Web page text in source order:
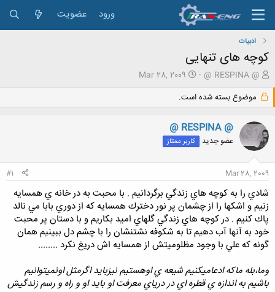
ورود عضویت
ادبیات
کوچه های تنهایی
ش
ع
ک
ن
ن
د
ه
م
ض
و
ع
@ RESPINA @
ت
ر
ی
ش
ر
ع
Mar 28, 2009
موضوع بسته شده است.
@ RESPINA @
عضو جدید کاربر ممتاز
Mar 28, 2009
#1
شادي را به كوچه هاي زندگي برگردانيم . با محبت به در خانه ي همسايه
زنيم و اشكها را از چشمان پر نور دخترك همسايه كه از دوري بابا مي نالد
پاك كنيم . در كوچه هاي زندگي گلهاي اميد بكاريم و با دستان پر محبت
خود به آنها آب دهيم تا به شكوفه نشتنشان را با چشم دل ببينيم همان
گونه كه علي با وجود مظلوميتش از همسايه اش دريغ نكرد ........
وما،بله ماكه ادعاميكنيم شيعه ي اوهستيم نيزبايد اگرمثل اونميتوانيم
باشيم به اندازه ي قطره اي در درياي معرفت او بايد او و راه و رسم زندگيش